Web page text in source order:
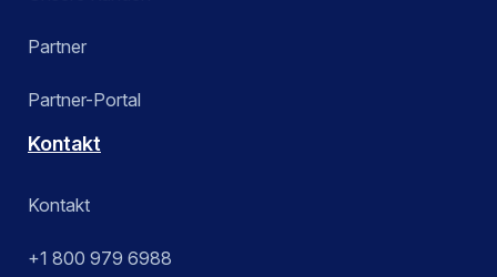
Partner
Partner-Portal
Kontakt
Kontakt
+1 800 979 6988